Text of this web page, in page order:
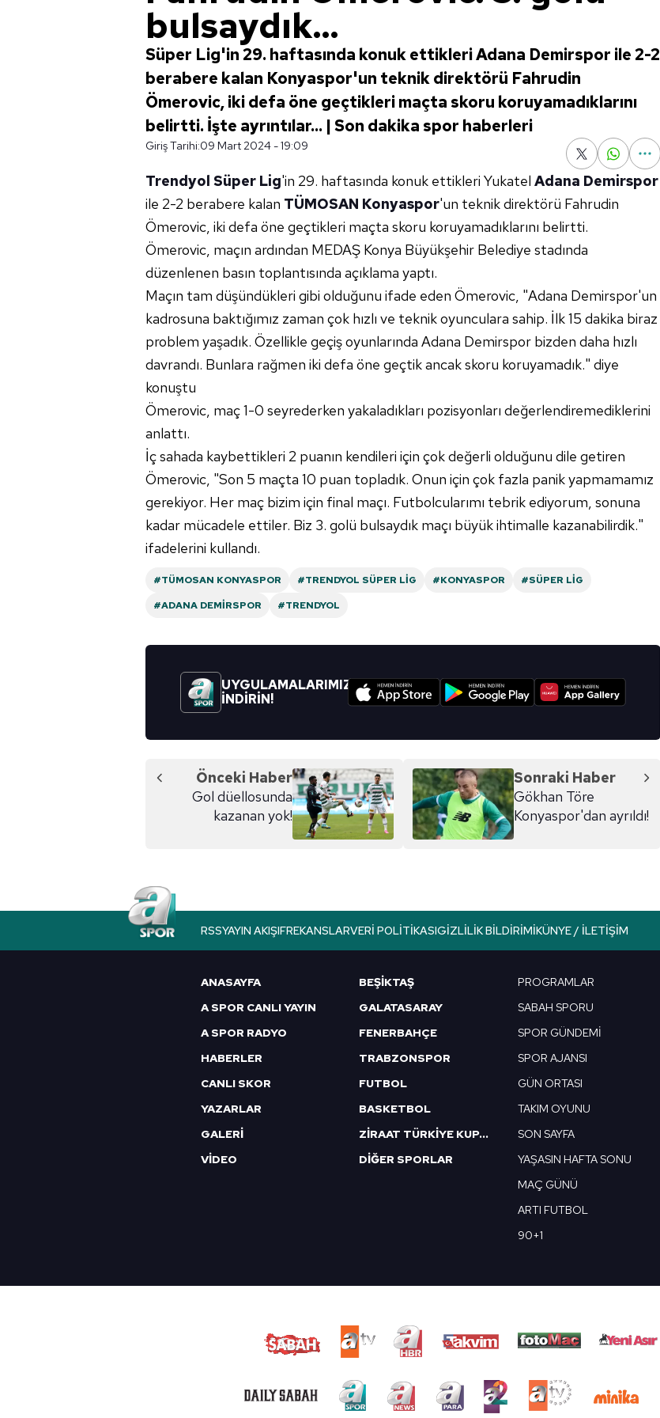
bulsaydık...
Süper Lig'in 29. haftasında konuk ettikleri Adana Demirspor ile 2-2
berabere kalan Konyaspor'un teknik direktörü Fahrudin
Ömerovic, iki defa öne geçtikleri maçta skoru koruyamadıklarını
belirtti. İşte ayrıntılar... | Son dakika spor haberleri
Giriş Tarihi:09 Mart 2024 - 19:09
Trendyol Süper Lig'in 29. haftasında konuk ettikleri Yukatel Adana Demirspor
ile 2-2 berabere kalan TÜMOSAN Konyaspor'un teknik direktörü Fahrudin
Ömerovic, iki defa öne geçtikleri maçta skoru koruyamadıklarını belirtti.
Ömerovic, maçın ardından MEDAŞ Konya Büyükşehir Belediye stadında
düzenlenen basın toplantısında açıklama yaptı.
Maçın tam düşündükleri gibi olduğunu ifade eden Ömerovic, "Adana Demirspor'un
kadrosuna baktığımız zaman çok hızlı ve teknik oyunculara sahip. İlk 15 dakika biraz
problem yaşadık. Özellikle geçiş oyunlarında Adana Demirspor bizden daha hızlı
davrandı. Bunlara rağmen iki defa öne geçtik ancak skoru koruyamadık." diye
konuştu
Ömerovic, maç 1-0 seyrederken yakaladıkları pozisyonları değerlendiremediklerini
anlattı.
İç sahada kaybettikleri 2 puanın kendileri için çok değerli olduğunu dile getiren
Ömerovic, "Son 5 maçta 10 puan topladık. Onun için çok fazla panik yapmamamız
gerekiyor. Her maç bizim için final maçı. Futbolcularımı tebrik ediyorum, sonuna
kadar mücadele ettiler. Biz 3. golü bulsaydık maçı büyük ihtimalle kazanabilirdik."
ifadelerini kullandı.
#TÜMOSAN KONYASPOR #TRENDYOL SÜPER LIG #KONYASPOR
#SÜPER LIG
#ADANA DEMIRSPOR
#TRENDYOL
UYGULAMALARIMIZI
İNDİRİN!
Önceki Haber
Gol düellosunda
kazanan yok!
Sonraki Haber
Gökhan Töre
Konyaspor'dan ayrıldı!
RSSYAYIN AKIŞIFREKANSLARVERI POLITIKASIGIZLILIK BILDIRIMIKÜNYE / İLETIŞIM
ANASAYFA
A SPOR CANLI YAYIN
A SPOR RADYO
HABERLER
CANLI SKOR
YAZARLAR
GALERİ
VİDEO
BEŞİKTAŞ
GALATASARAY
FENERBAHÇE
TRABZONSPOR
FUTBOL
BASKETBOL
ZİRAAT TÜRKİYE KUPASI
DİĞER SPORLAR
PROGRAMLAR
SABAH SPORU
SPOR GÜNDEMİ
SPOR AJANSI
GÜN ORTASI
TAKIM OYUNU
SON SAYFA
YAŞASIN HAFTA SONU
MAÇ GÜNÜ
ARTI FUTBOL
90+1